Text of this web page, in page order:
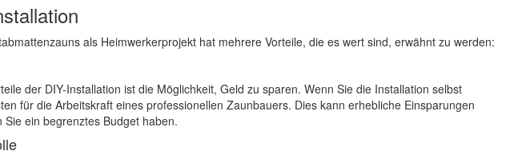
als Heimwerkerprojekt hat mehrere Vorteile, die es wert sind, erwähnt zu werden:
der DIY-Installation ist die Möglichkeit, Geld zu sparen. Wenn Sie die Installation selbst
für die Arbeitskraft eines professionellen Zaunbauers. Dies kann erhebliche Einsparungen
ein begrenztes Budget haben.